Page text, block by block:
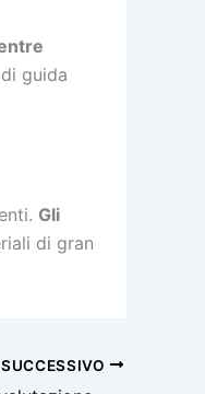
guida
Gli
di gran
SUCCESSIVO